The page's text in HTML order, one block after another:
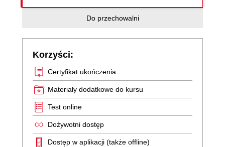
Do przechowalni
Korzyści:
Certyfikat ukończenia
Materiały dodatkowe do kursu
Test online
Dożywotni dostęp
Dostęp w aplikacji (także offline)